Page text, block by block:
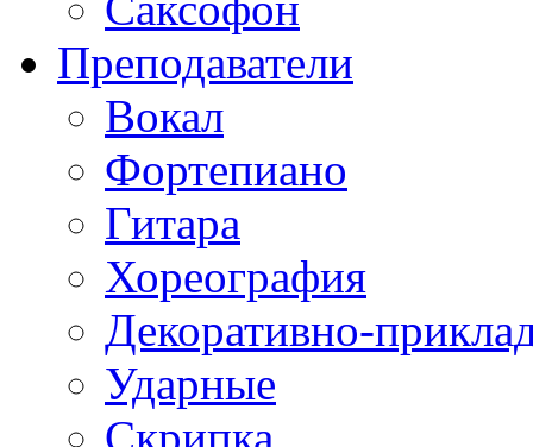
Преподаватели
Вокал
Фортепиано
Гитара
Хореография
Декоративно-
Ударные